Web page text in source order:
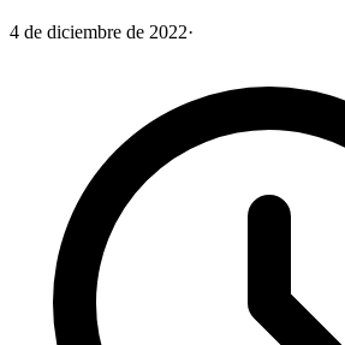
4 de diciembre de 2022·